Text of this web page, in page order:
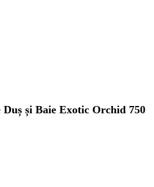
și Baie Exotic Orchid 750